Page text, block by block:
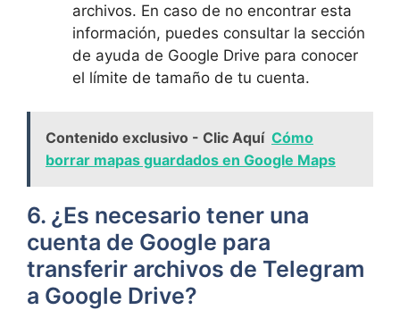
archivos. En caso de no encontrar esta
información, puedes consultar la sección
de ayuda de Google Drive para conocer
el límite de tamaño de tu cuenta.
Contenido exclusivo - Clic Aquí Cómo
borrar mapas guardados en Google Maps
6. ¿Es necesario tener una
cuenta de Google para
transferir archivos de Telegram
a Google Drive?